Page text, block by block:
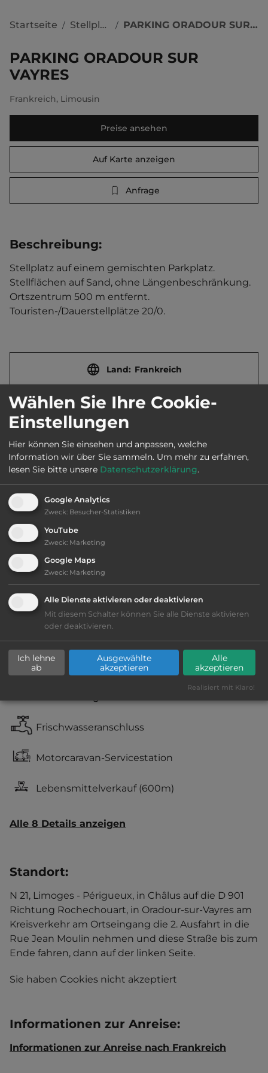
Startseite / Stellplätze / PARKING ORADOUR SUR VAYRES
PARKING ORADOUR SUR
VAYRES
Frankreich, Limousin
Preise ansehen
Auf Karte anzeigen
Anfrage
Beschreibung:
Stellplatz auf einem gemischten Parkplatz.
Stellflächen auf Sand, ohne Längenbeschränkung.
Ortszentrum 500 m entfernt.
Touristen-/Dauerstellplätze 20/0.
Land: Frankreich
Stadt: 87150 Oradour-sur-Vayres
Straße: Rue Jean Giraudoux
Öffnungszeiten: Ganzjährig geöffnet
Ausstattung:
Lage: ansprechend
Geräuschkulisse: überwiegend ruhig
WC
Frischwasseranschluss
Motorcaravan-Servicestation
Lebensmittelverkauf(600m)
Alle 8 Details anzeigen
Standort:
N 21, Limoges - Périgueux, in Châlus auf die D 901
Richtung Rochechouart, in Oradour-sur-Vayres am
Kreisverkehr am Ortseingang die 2. Ausfahrt in die
Rue Jean Moulin nehmen und diese Straße bis zum
Ende fahren, dann auf der linken Seite.
Sie haben Cookies nicht akzeptiert
Informationen zur Anreise:
Informationen zur Anreise nach Frankreich
Wählen Sie Ihre Cookie-
Einstellungen
Hier können Sie einsehen und anpassen, welche
Information wir über Sie sammeln. Um mehr zu erfahren,
lesen Sie bitte unsere Datenschutzerklärung.
Google Analytics
Zweck: Besucher-Statistiken
YouTube
Zweck: Marketing
Google Maps
Zweck: Marketing
Alle Dienste aktivieren oder deaktivieren
Mit diesem Schalter können Sie alle Dienste aktivieren
oder deaktivieren.
Ich lehne
ab
Ausgewählte
akzeptieren
Alle
akzeptieren
Realisiert mit Klaro!